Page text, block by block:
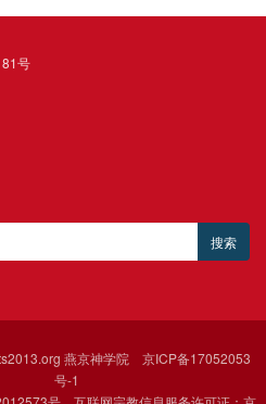
号
燕京神学院 京ICP备17052053
号-1